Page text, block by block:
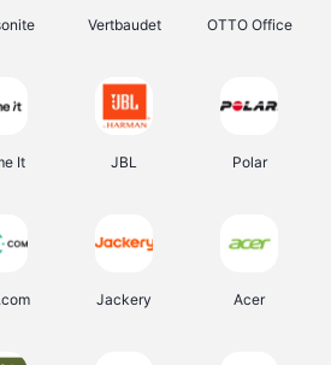
Vertbaudet OTTO Office
It JBL Polar
Jackery Acer